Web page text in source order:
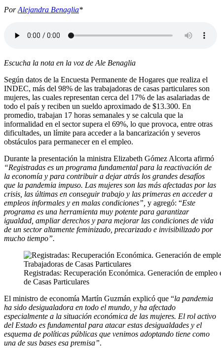
PorAlejandra Benaglia*
Escucha la nota en la voz de Ale Benaglia
Según datos de la Encuesta Permanente de Hogares que realiza el
INDEC, más del 98% de las trabajadoras de casas particulares son
mujeres, las cuales representan cerca del 17% de las asalariadas de
todo el país y reciben un sueldo aproximado de $13.300. En
promedio, trabajan 17 horas semanales y se calcula que la
informalidad en el sector supera el 69%, lo que provoca, entre otras
dificultades, un límite para acceder a la bancarización y severos
obstáculos para permanecer en el empleo.
Durante la presentación la ministra Elizabeth Gómez Alcorta afirmó
“Registradas es un programa fundamental para la reactivación de
la economía y para contribuir a dejar atrás los grandes desafíos
que la pandemia impuso. Las mujeres son las más afectadas por las
crisis, las últimas en conseguir trabajo y las primeras en acceder a
empleos informales y en malas condiciones”, y agregó: “Este
programa es una herramienta muy potente para garantizar
igualdad, ampliar derechos y para mejorar las condiciones de vida
de un sector altamente feminizado, precarizado e invisibilizado por
mucho tiempo”.
Registradas: Recuperación Económica. Generación de
de Casas Particulares
El ministro de economía Martín Guzmán explicó que “la pandemia
ha sido desigualadora en todo el mundo, y ha afectado
especialmente a la situación económica de las mujeres. El rol activo
del Estado es fundamental para atacar estas desigualdades y el
esquema de políticas públicas que venimos adoptando tiene como
una de sus bases esa premisa”.